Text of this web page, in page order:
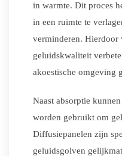
in warmte. Dit proces
in een ruimte te
verminderen. Hierdoor
geluidskwaliteit
akoestische omgeving
Naast absorptie
worden gebruikt om
Diffusiepanelen zijn
geluidsgolven